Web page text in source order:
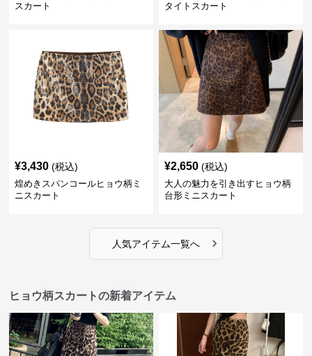
スカート
タイトスカート
¥3,430 (税込)
煌めきスパンコールヒョウ柄ミ
ニスカート
¥2,650 (税込)
大人の魅力を引き出すヒョウ柄
台形ミニスカート
人気アイテム一覧へ ›
ヒョウ柄スカートの新着アイテム